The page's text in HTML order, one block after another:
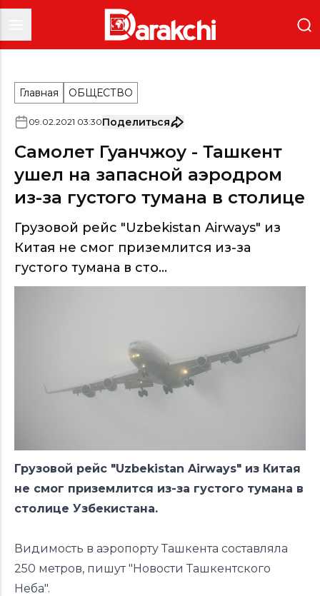
Главная ОБЩЕСТВО
09.02.2021 03:30Поделиться
Самолет Гуанчжоу - Ташкент
ушел на запасной аэродром
из-за густого тумана в столице
Грузовой рейс "Uzbekistan Airways" из
Китая не смог приземлится из-за
густого тумана в сто...
Грузовой рейс "Uzbekistan Airways" из Китая
не смог приземлится из-за густого тумана в
столице Узбекистана.
Видимость в аэропорту Ташкента составляла
250 метров, пишут "Новости Ташкентского
Неба".